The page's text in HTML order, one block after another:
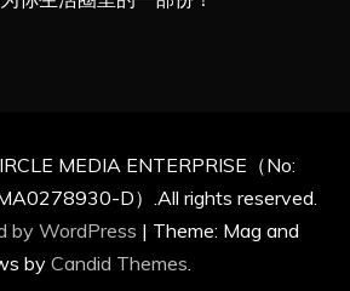
MEDIA ENTERPRISE（No:
D）.All rights reserved.
by WordPress | Theme: Mag and
by Candid Themes.